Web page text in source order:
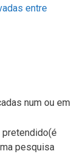
entre
num ou em
pesquisa